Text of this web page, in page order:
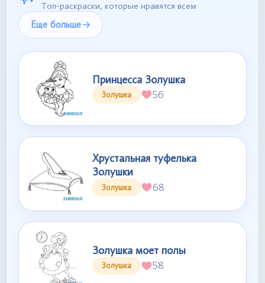
Топ-раскраски, которые нравятся всем
Еще больше
Принцесса Золушка
Золушка 56
Хрустальная туфелька
Золушки
Золушка 68
Золушка моет полы
Золушка 58